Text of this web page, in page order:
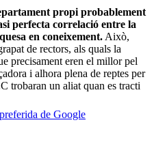
propi probablement
perfecta correlació entre la
en coneixement. Això,
de rectors, als quals la
precisament eren el millor pel
i alhora plena de reptes per
trobaran un aliat quan es tracti
de Google